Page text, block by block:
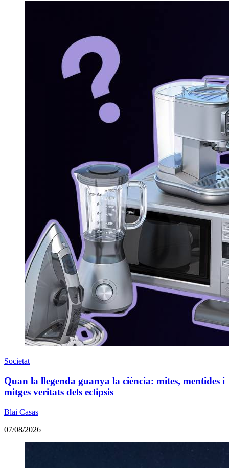
Societat
Quan la llegenda guanya la ciència: mites, mentides i
mitges veritats dels eclipsis
Blai Casas
07/08/2026